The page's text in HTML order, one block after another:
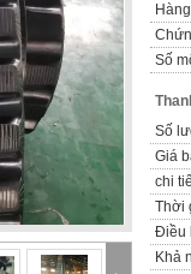
Số
Số
Giá
chi
Thời
Điều
Khả